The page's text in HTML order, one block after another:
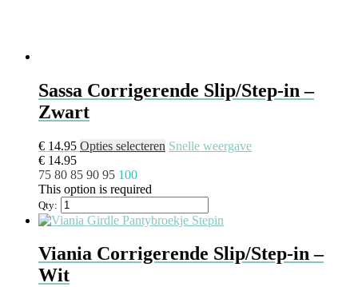
Sassa Corrigerende Slip/Step-in –
Zwart
€ 14.95 Opties selecteren Dit
Deze
optie
gekozen
Snelle weergave
€ 14.95
75 80 85 90 95 100
This option is required
Qty:
Viania Corrigerende Slip/Step-in –
Wit